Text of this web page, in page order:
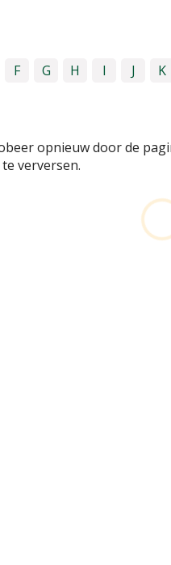
F G H I J K
opnieuw door de
verversen.